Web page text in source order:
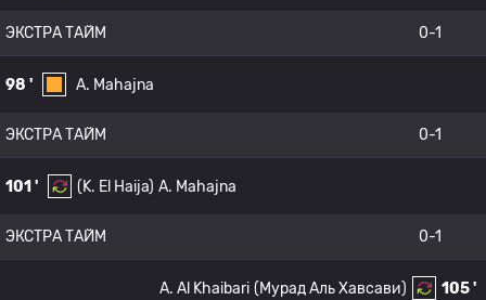
ЭКСТРА ТАЙМ 0-1
98 ' A. Mahajna
ЭКСТРА ТАЙМ 0-1
101 ' (K. El Haija) A. Mahajna
ЭКСТРА ТАЙМ 0-1
105 '
(Мурад Аль Хавсави)
A. Al Khaibari